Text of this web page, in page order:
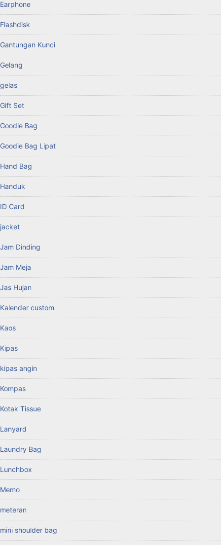
Earphone
Flashdisk
Gantungan Kunci
Gelang
gelas
Gift Set
Goodie Bag
Goodie Bag Lipat
Hand Bag
Handuk
ID Card
jacket
Jam Dinding
Jam Meja
Jas Hujan
Kalender custom
Kaos
Kipas
kipas angin
Kompas
Kotak Tissue
Lanyard
Laundry Bag
Lunchbox
Memo
meteran
mini shoulder bag